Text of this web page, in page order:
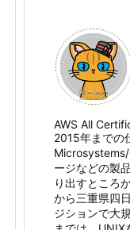
AWS All
2015年までの
ージなどの製
り出すところ
から三重県四
ジションで大